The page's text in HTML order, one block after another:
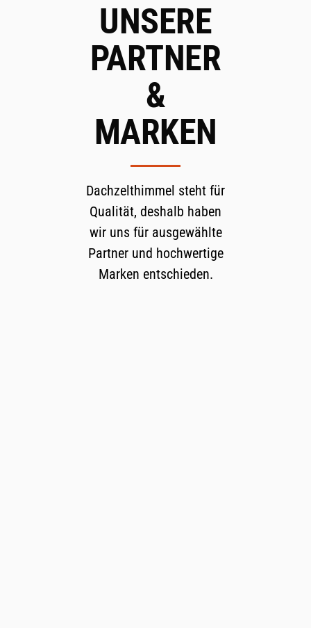
UNSERE
PARTNER
&
MARKEN
Dachzelthimmel steht für
Qualität, deshalb haben
wir uns für ausgewählte
Partner und hochwertige
Marken entschieden.